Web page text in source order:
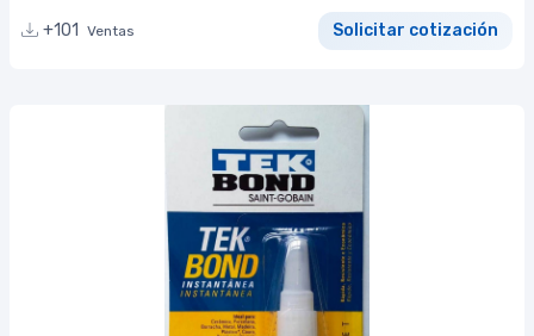
+101
Ventas Solicitar cotización